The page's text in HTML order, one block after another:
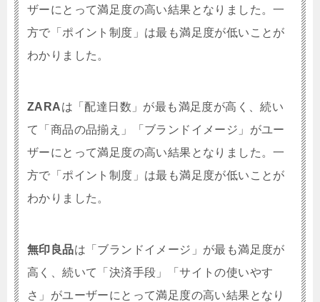
ザーにとって満足度の高い結果となりました。一
方で「ポイント制度」は最も満足度が低いことが
わかりました。
ZARAは「配達日数」が最も満足度が高く、続い
て「商品の品揃え」「ブランドイメージ」がユー
ザーにとって満足度の高い結果となりました。一
方で「ポイント制度」は最も満足度が低いことが
わかりました。
無印良品は「ブランドイメージ」が最も満足度が
高く、続いて「決済手段」「サイトの使いやす
さ」がユーザーにとって満足度の高い結果となり